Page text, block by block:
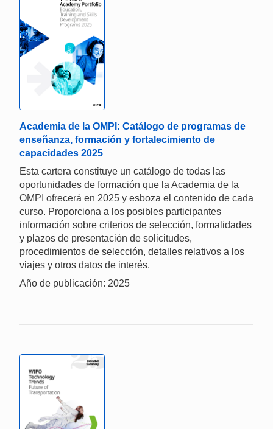
Academia de la OMPI: Catálogo de programas de
enseñanza, formación y fortalecimiento de
capacidades 2025
Esta cartera constituye un catálogo de todas las
oportunidades de formación que la Academia de la
OMPI ofrecerá en 2025 y esboza el contenido de cada
curso. Proporciona a los posibles participantes
información sobre criterios de selección, formalidades
y plazos de presentación de solicitudes,
procedimientos de selección, detalles relativos a los
viajes y otros datos de interés.
Año de publicación: 2025